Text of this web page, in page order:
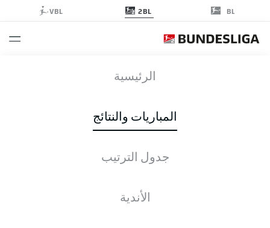
BL
2BL
VBL
الرئيسية
المباريات والنتائج
جدول الترتيب
الأندية
الأخبار التشكيلات الإحصائيات